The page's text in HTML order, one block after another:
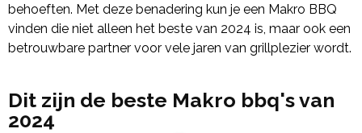
behoeften. Met deze benadering kun je een Makro BBQ
vinden die niet alleen het beste van 2024 is, maar ook een
betrouwbare partner voor vele jaren van grillplezier wordt.
Dit zijn de beste Makro bbq's van
2024